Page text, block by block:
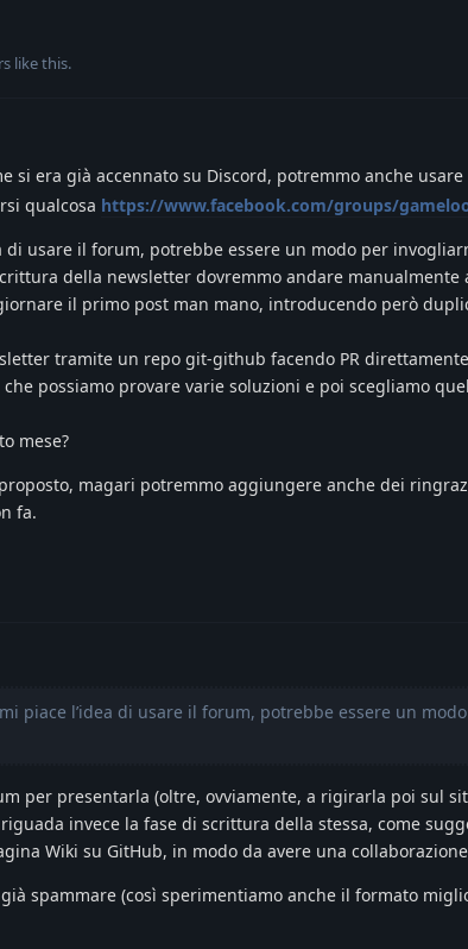
like this.
si era già accennato su Discord, potremmo anche
qualcosa https://www.facebook.com/groups/
di usare il forum, potrebbe essere un modo per
della newsletter dovremmo andare manualmente
il primo post man mano, introducendo però
tramite un repo git-github facendo PR
possiamo provare varie soluzioni e poi scegliamo
mese?
magari potremmo aggiungere anche dei
fa.
piace l’idea di usare il forum, potrebbe essere un
per presentarla (oltre, ovviamente, a rigirarla poi sul
invece la fase di scrittura della stessa, come
Wiki su GitHub, in modo da avere una
spammare (così sperimentiamo anche il formato